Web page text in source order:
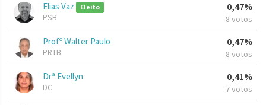
Elias Vaz Eleito
PSB
0,47%
8 votos
Profº Walter Paulo
PRTB
0,47%
8 votos
Drª Evellyn
DC
0,41%
7 votos